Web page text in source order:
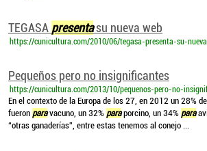
TEGASA presentasu nueva web
https://cunicultura.com/2010/06/tegasa-presenta-su-
Pequeños pero no insignificantes
https://cunicultura.com/2013/10/pequenos-pero-no-
En el contexto de la Europa de los 27, en 2012 un 28%
fueron paravacuno, un 32% paraporcino, un 34% para
“otras ganaderías”, entre estas tenemos al conejo ...